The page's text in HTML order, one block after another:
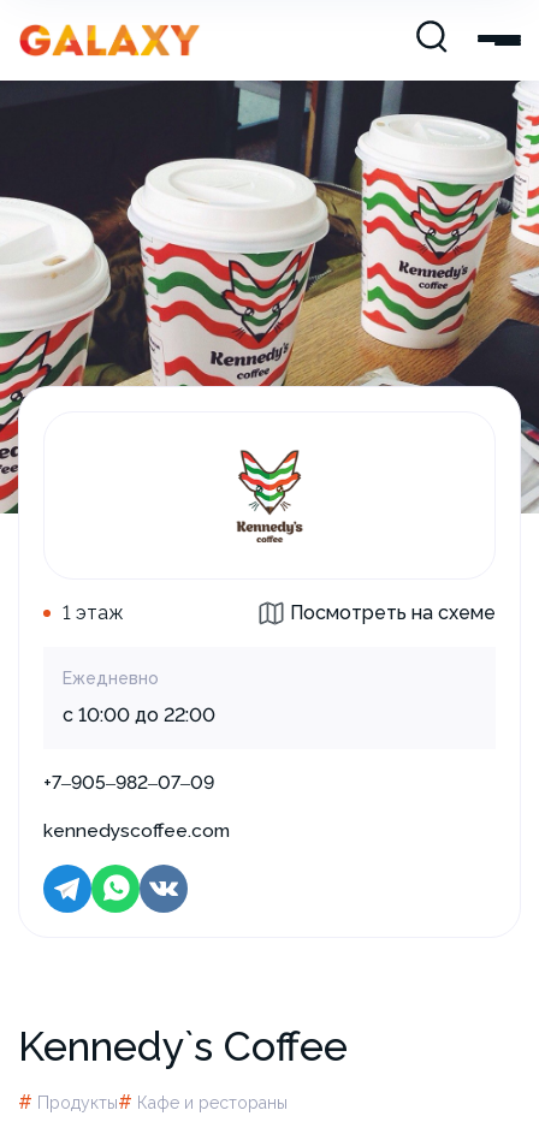
Kennedy`s Coffee
# Продукты# Кафе и рестораны
1 этаж Посмотреть на схеме
Ежедневно
с 10:00 до 22:00
+7‒905‒982‒07‒09
kennedyscoffee.com